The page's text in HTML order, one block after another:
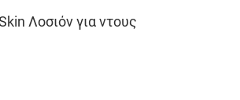
Λοσιόν για ντους